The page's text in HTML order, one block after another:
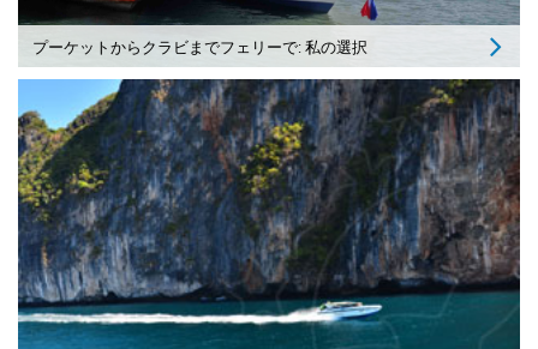
プーケットからクラビまでフェリーで: 私の選択